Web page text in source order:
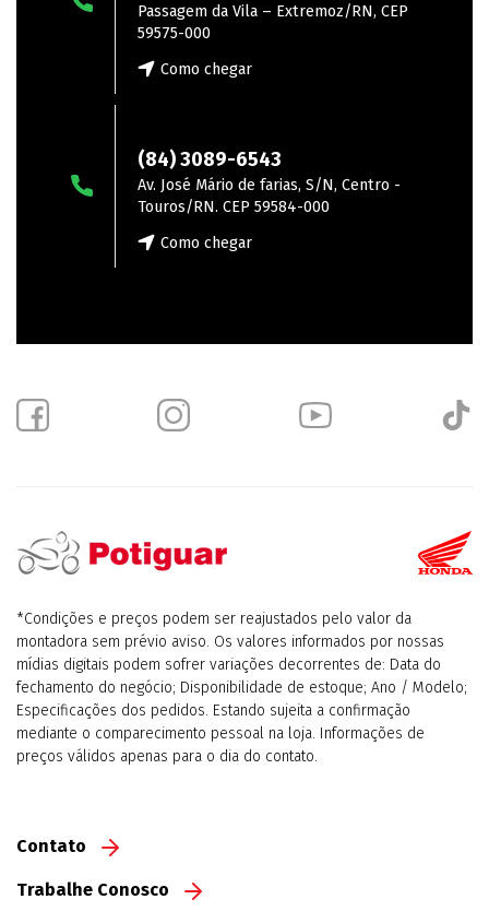
Passagem da Vila – Extremoz/RN, CEP
59575-000
Como chegar
(84) 3089-6543
Av. José Mário de farias, S/N, Centro -
Touros/RN. CEP 59584-000
Como chegar
*Condições e preços podem ser reajustados pelo valor da
montadora sem prévio aviso. Os valores informados por nossas
mídias digitais podem sofrer variações decorrentes de: Data do
fechamento do negócio; Disponibilidade de estoque; Ano / Modelo;
Especificações dos pedidos. Estando sujeita a confirmação
mediante o comparecimento pessoal na loja. Informações de
preços válidos apenas para o dia do contato.
Contato
Trabalhe Conosco